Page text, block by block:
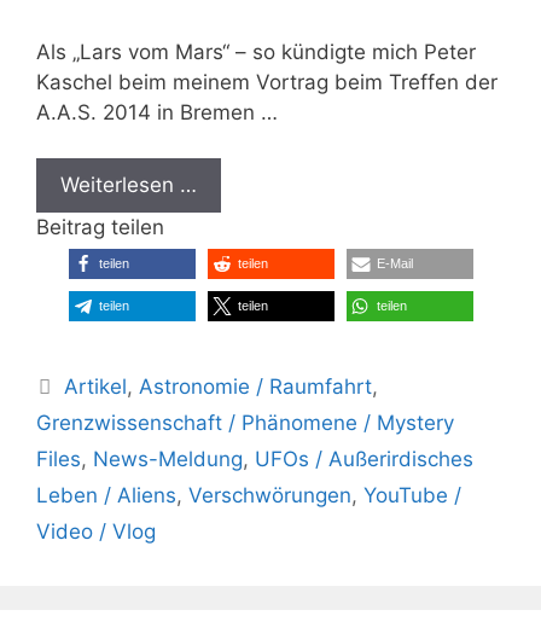
Als „Lars vom Mars“ – so kündigte mich Peter
Kaschel beim meinem Vortrag beim Treffen der
A.A.S. 2014 in Bremen …
Weiterlesen …
Beitrag teilen
teilen teilen E-Mail
teilen teilen teilen
Kategorien
Artikel,Astronomie / Raumfahrt,
Grenzwissenschaft / Phänomene / Mystery
Files, News-Meldung, UFOs / Außerirdisches
Leben / Aliens, Verschwörungen, YouTube /
Video / Vlog